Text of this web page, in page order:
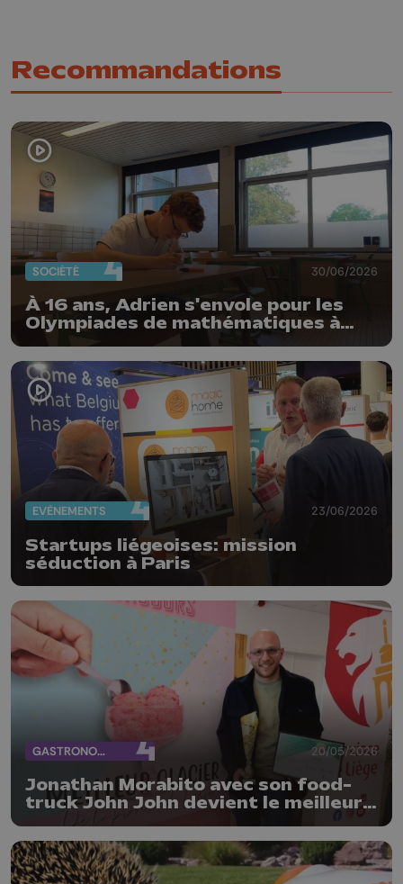
Recommandations
SOCIÉTÉ 30/06/2026
À 16 ans, Adrien s'envole pour les
Olympiades de mathématiques à
EVÈNEMENTS 23/06/2026
Startups liégeoises: mission
séduction à Paris
GASTRONOMIE 20/05/2026
Jonathan Morabito avec son food-
truck John John devient le meilleur